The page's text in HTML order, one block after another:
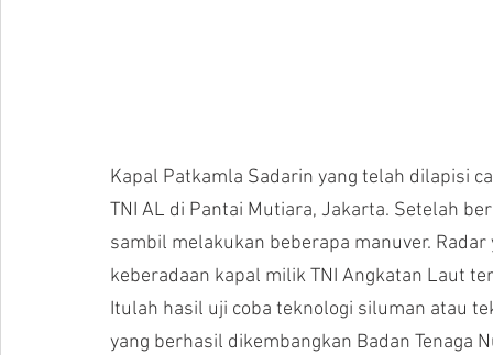
Kapal Patkamla Sadarin yang telah dilapisi
TNI AL di Pantai Mutiara, Jakarta. Setelah
sambil melakukan beberapa manuver.
keberadaan kapal milik TNI Angkatan Laut
Itulah hasil uji coba teknologi siluman atau
yang berhasil dikembangkan Badan Tenaga